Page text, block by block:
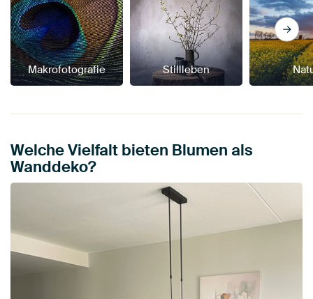
Makrofotografie Stillleben
Welche Vielfalt bieten Blumen als
Wanddeko?